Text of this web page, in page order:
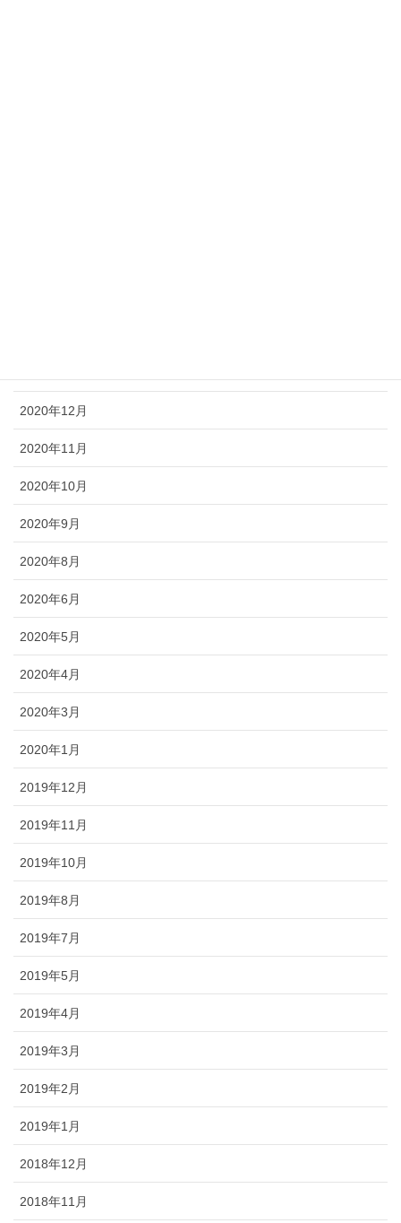
2020年12月
2020年11月
2020年10月
2020年9月
2020年8月
2020年6月
2020年5月
2020年4月
2020年3月
2020年1月
2019年12月
2019年11月
2019年10月
2019年8月
2019年7月
2019年5月
2019年4月
2019年3月
2019年2月
2019年1月
2018年12月
2018年11月